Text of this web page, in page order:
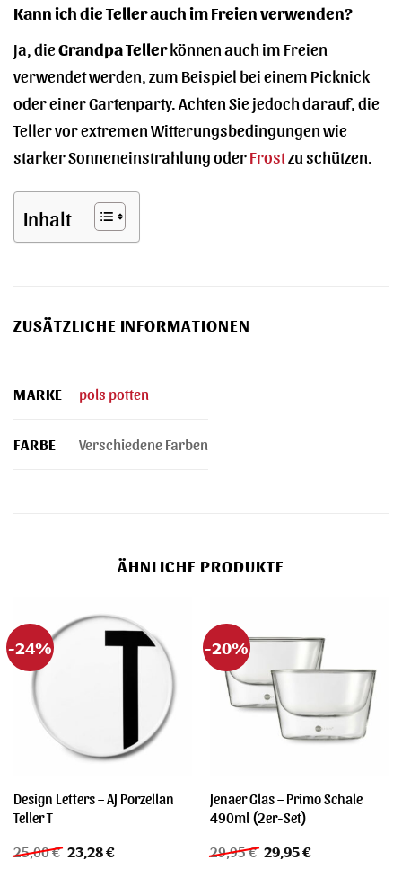
Kann ich die Teller auch im Freien verwenden?
Ja, dieGrandpa Tellerkönnen auch im Freien
verwendet werden, zum Beispiel bei einem Picknick
oder einer Gartenparty. Achten Sie jedoch darauf, die
Teller vor extremen Witterungsbedingungen wie
starker Sonneneinstrahlung oderFrostzu schützen.
Inhalt
ZUSÄTZLICHE INFORMATIONEN
MARKE pols potten
FARBE Verschiedene Farben
ÄHNLICHE PRODUKTE
-24%
Design Letters – AJ Porzellan
Teller T
25,00€ Ursprünglicher
Preis
23,28€Aktueller
-20%
Jenaer Glas – Primo Schale
490ml (2er-Set)
29,95€ Ursprünglicher
Preis
29,95€Aktueller